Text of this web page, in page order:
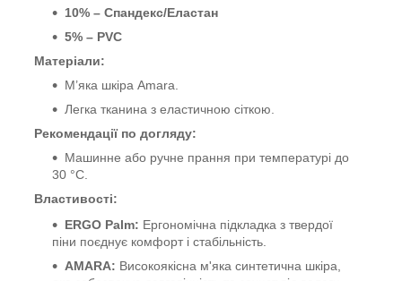
10% – Спандекс/Еластан
5% – PVC
Матеріали:
М’яка шкіра Amara.
Легка тканина з еластичною сіткою.
Рекомендації по догляду:
Машинне або ручне прання при температурі до
30 °C.
Властивості:
ERGO Palm: Ергономічна підкладка з твердої
піни поєднує комфорт і стабільність.
AMARA: Високоякісна м'яка синтетична шкіра,